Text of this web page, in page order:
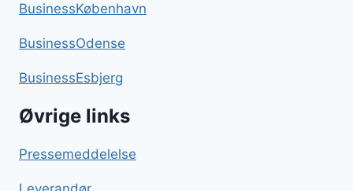
BusinessKøbenhavn
BusinessOdense
BusinessEsbjerg
Øvrige links
Pressemeddelelse